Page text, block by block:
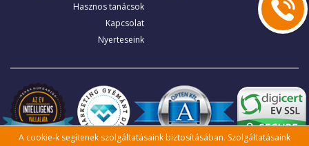
Hasznos tanácsok
Kapcsolat
Nyerteseink
A cookie-k segítenek szolgáltatásaink biztosításában. Szolgáltatásaink